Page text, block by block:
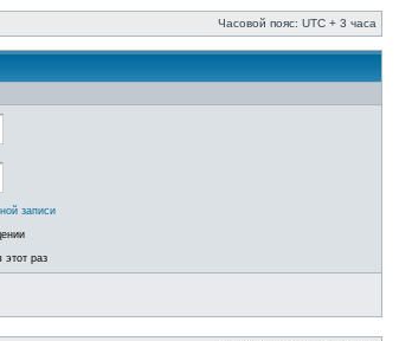
Часовой пояс: UTC + 3 часа
записи
раз